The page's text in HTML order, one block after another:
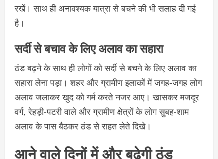
रखें। साथ ही अनावश्यक यात्रा से बचने की भी सलाह दी गई
है।
सर्दी से बचाव के लिए अलाव का सहारा
ठंड बढ़ने के साथ ही लोगों को सर्दी से बचने के लिए अलाव का
सहारा लेना पड़ा। शहर और ग्रामीण इलाकों में जगह-जगह लोग
अलाव जलाकर खुद को गर्म करते नजर आए। खासकर मजदूर
वर्ग, रेहड़ी-पटरी वाले और ग्रामीण क्षेत्रों के लोग सुबह-शाम
अलाव के पास बैठकर ठंड से राहत लेते दिखे।
आने वाले दिनों में और बढ़ेगी ठंड